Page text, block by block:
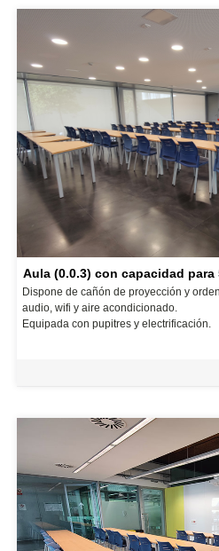
Aula (0.0.3) con capacidad para
Dispone de cañón de proyección y
audio, wifi y aire acondicionado.
Equipada con pupitres y electrificación.